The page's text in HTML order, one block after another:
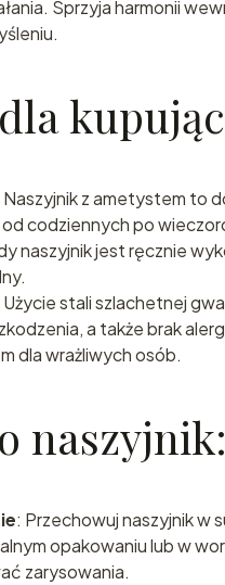
Sprzyja harmonii
Naszyjnik z ametystem to
od codziennych po
naszyjnik jest ręcznie
Użycie stali szlachetnej
a także brak
dla wrażliwych osób.
naszyjnik:
: Przechowuj naszyjnik w
opakowaniu lub w
zarysowania.